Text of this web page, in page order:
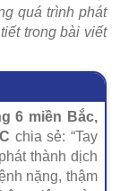
quá trình phát
trong bài viết
6 miền Bắc,
chia sẻ: “Tay
thành dịch
nặng, thậm